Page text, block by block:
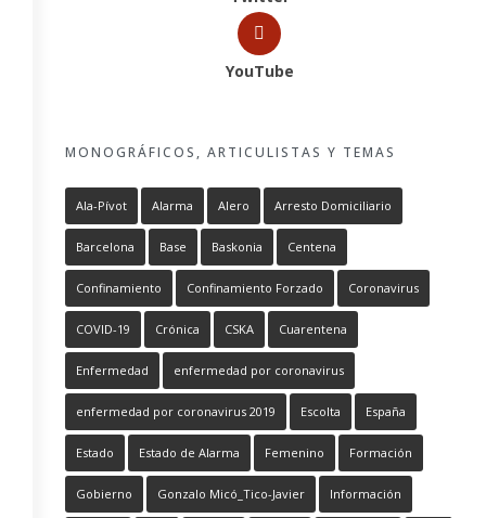
YouTube
MONOGRÁFICOS, ARTICULISTAS Y TEMAS
Ala-Pívot Alarma Alero Arresto Domiciliario
Barcelona Base Baskonia Centena
Confinamiento Confinamiento Forzado Coronavirus
COVID-19 Crónica CSKA Cuarentena
Enfermedad enfermedad por coronavirus
enfermedad por coronavirus 2019 Escolta España
Estado Estado de Alarma Femenino Formación
Gobierno Gonzalo Micó_Tico-Javier Información